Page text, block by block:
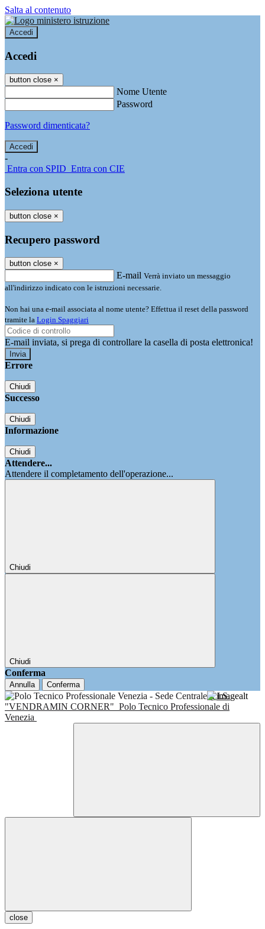
Salta al contenuto
Accedi
Accedi
button close ×
Nome Utente
Password
Password dimenticata?
-
Entra con SPID Entra con CIE
Seleziona utente
button close ×
Recupero password
button close ×
E-mail Verrà inviato un messaggio
all'indirizzo indicato con le istruzioni necessarie.
Non hai una e-mail associata al nome utente? Effettua il reset della password
tramite la Login Spaggiari
E-mail inviata, si prega di controllare la casella di posta elettronica!
Errore
Chiudi
Successo
Chiudi
Informazione
Chiudi
Attendere...
Attendere il completamento dell'operazione...
Chiudi
Chiudi
Conferma
Annulla Conferma
I.I.S.
"VENDRAMIN CORNER" Polo Tecnico Professionale di
Venezia
close